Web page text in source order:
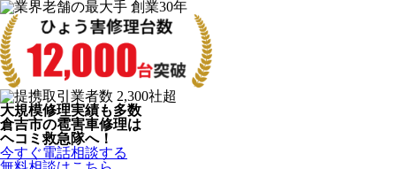
大規模修理実績も多数
倉吉市の雹害車修理は
ヘコミ救急隊へ！
今すぐ電話相談する